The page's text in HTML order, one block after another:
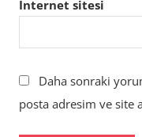
İnternet sitesi
Daha sonraki
posta adresim ve site